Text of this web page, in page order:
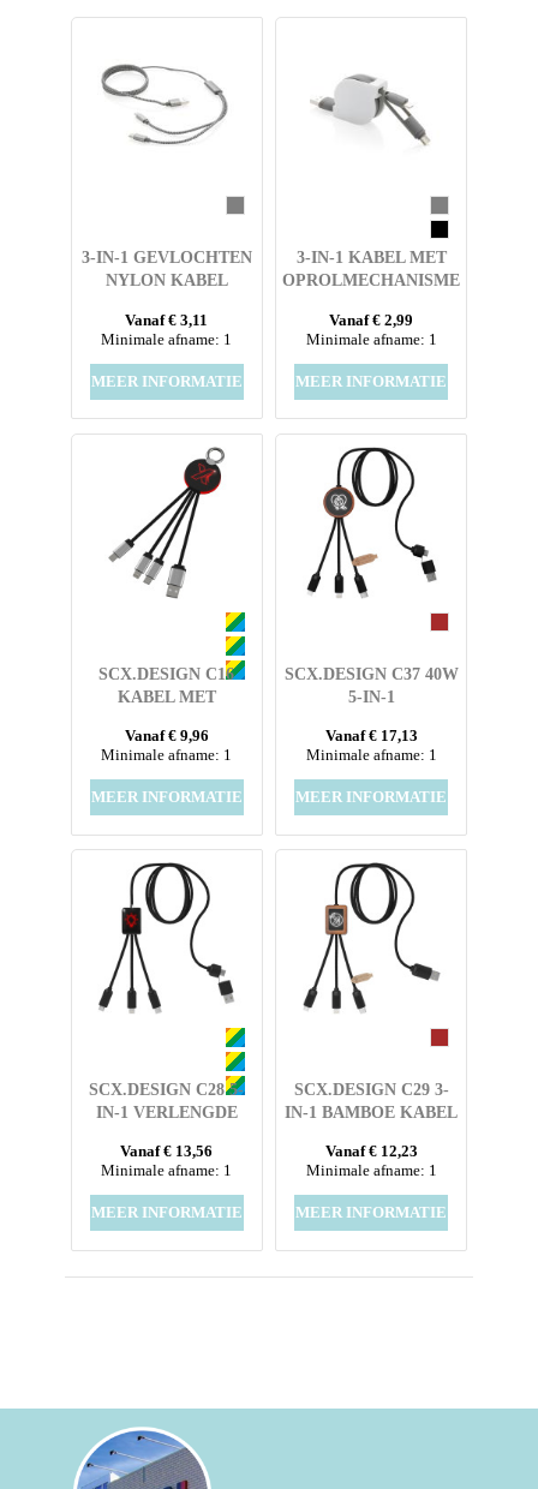
3-IN-1 GEVLOCHTEN
NYLON KABEL
Vanaf € 3,11
Minimale afname: 1
MEER INFORMATIE
3-IN-1 KABEL MET
OPROLMECHANISME
Vanaf € 2,99
Minimale afname: 1
MEER INFORMATIE
SCX.DESIGN C16
KABEL MET
Vanaf € 9,96
Minimale afname: 1
MEER INFORMATIE
SCX.DESIGN C37 40W
5-IN-1
RPET MET
OPLICHTEND LOGO
EN RONDE HOUTEN
Vanaf € 17,13
Minimale afname: 1
MEER INFORMATIE
SCX.DESIGN C28 5-
IN-1 VERLENGDE
Vanaf € 13,56
Minimale afname: 1
MEER INFORMATIE
SCX.DESIGN C29 3-
IN-1 BAMBOE KABEL
Vanaf € 12,23
Minimale afname: 1
MEER INFORMATIE